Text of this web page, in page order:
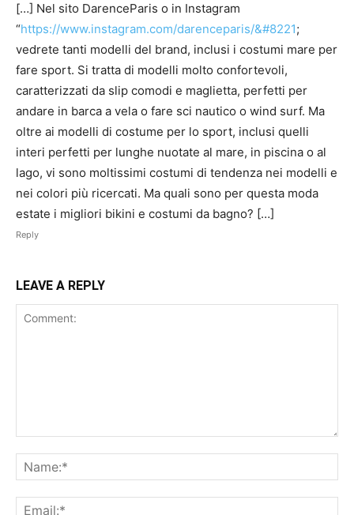
[…] Nel sito DarenceParis o in Instagram
“https://www.instagram.com/darenceparis/&#8221;
vedrete tanti modelli del brand, inclusi i costumi mare per
fare sport. Si tratta di modelli molto confortevoli,
caratterizzati da slip comodi e maglietta, perfetti per
andare in barca a vela o fare sci nautico o wind surf. Ma
oltre ai modelli di costume per lo sport, inclusi quelli
interi perfetti per lunghe nuotate al mare, in piscina o al
lago, vi sono moltissimi costumi di tendenza nei modelli e
nei colori più ricercati. Ma quali sono per questa moda
estate i migliori bikini e costumi da bagno? […]
Reply
LEAVE A REPLY